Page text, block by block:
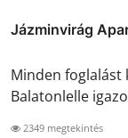
Jázminvirág
Minden foglalást
Balatonlelle
2349 megtekintés